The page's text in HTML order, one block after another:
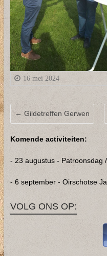
16 mei 2024
← Gildetreffen Gerwen
Komende activiteiten:
- 23 augustus - Patroonsdag
- 6 september - Oirschotse
VOLG ONS OP: